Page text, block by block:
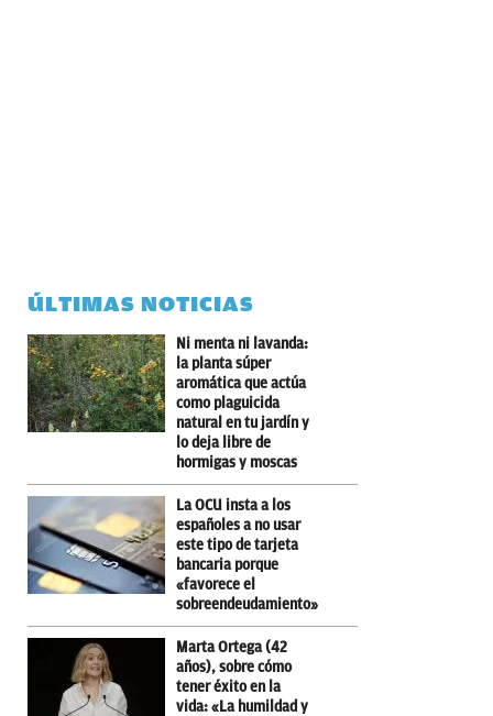
ÚLTIMAS NOTICIAS
Ni menta ni lavanda:
la planta súper
aromática que actúa
como plaguicida
natural en tu jardín y
lo deja libre de
hormigas y moscas
La OCU insta a los
españoles a no usar
este tipo de tarjeta
bancaria porque
«favorece el
sobreendeudamiento»
Marta Ortega (42
años), sobre cómo
tener éxito en la
vida: «La humildad y